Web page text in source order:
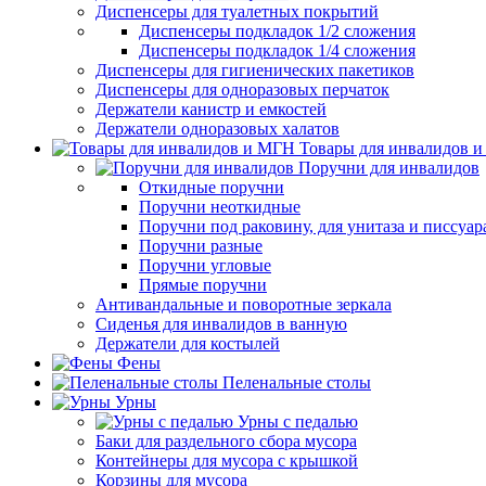
Диспенсеры для туалетных покрытий
Диспенсеры подкладок 1/2 сложения
Диспенсеры подкладок 1/4 сложения
Диспенсеры для гигиенических пакетиков
Диспенсеры для одноразовых перчаток
Держатели канистр и емкостей
Держатели одноразовых халатов
Товары для инвалидов
Поручни для инвалидов
Откидные поручни
Поручни неоткидные
Поручни под раковину, для унитаза и
Поручни разные
Поручни угловые
Прямые поручни
Антивандальные и поворотные зеркала
Сиденья для инвалидов в ванную
Держатели для костылей
Фены
Пеленальные столы
Урны
Урны с педалью
Баки для раздельного сбора мусора
Контейнеры для мусора с крышкой
Корзины для мусора